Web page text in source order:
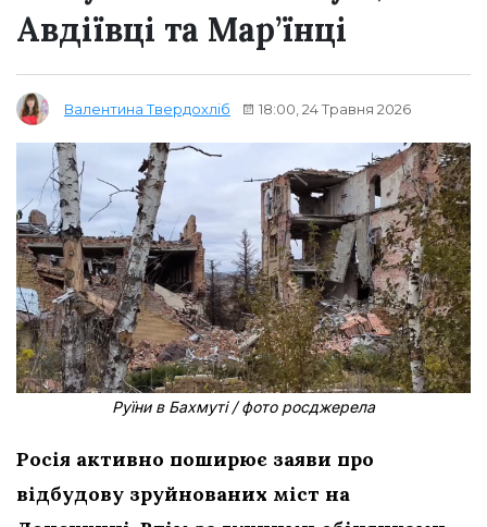
Авдіївці та Мар’їнці
Валентина Твердохліб 18:00, 24 Травня 2026
Руїни в Бахмуті / фото росджерела
Росія активно поширює заяви про
відбудову зруйнованих міст на